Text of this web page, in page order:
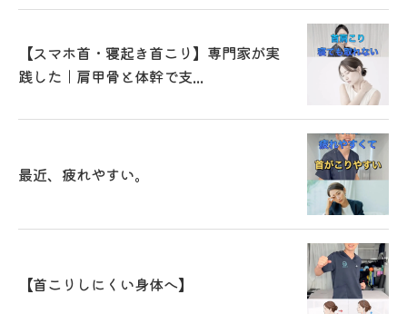
【スマホ首・寝起き首こり】専門家が実
践した｜肩甲骨と体幹で支...
最近、疲れやすい。
【首こりしにくい身体へ】